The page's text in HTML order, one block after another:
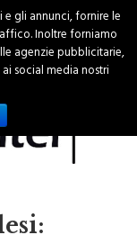
gli annunci, fornire le
Inoltre forniamo
agenzie pubblicitarie,
social media nostri